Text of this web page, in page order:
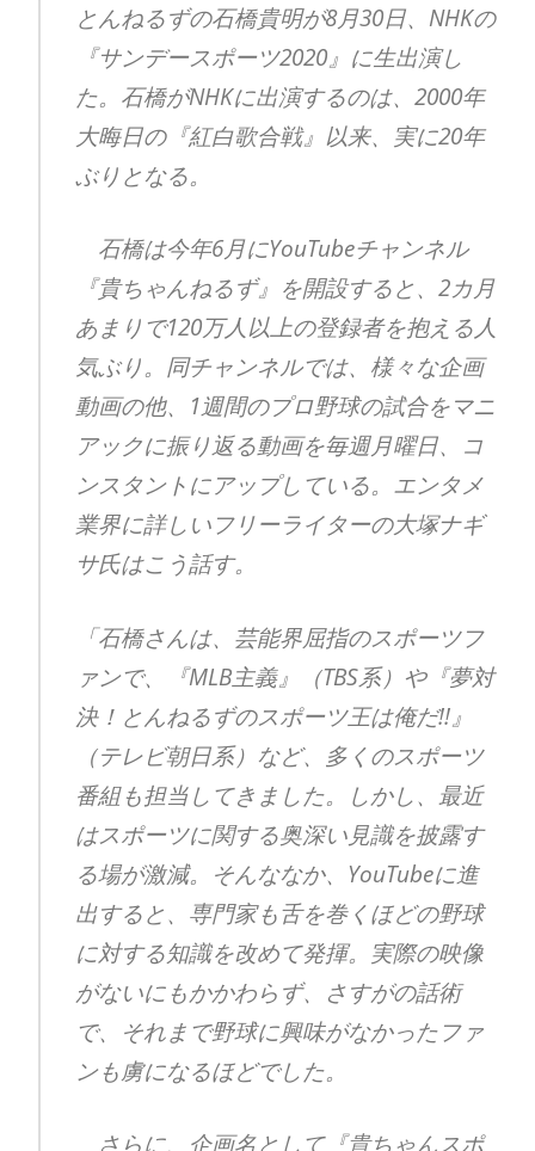
とんねるずの石橋貴明が8月30日、NHKの
『サンデースポーツ2020』に生出演し
た。石橋がNHKに出演するのは、2000年
大晦日の『紅白歌合戦』以来、実に20年
ぶりとなる。
石橋は今年6月にYouTubeチャンネル
『貴ちゃんねるず』を開設すると、2カ月
あまりで120万人以上の登録者を抱える人
気ぶり。同チャンネルでは、様々な企画
動画の他、1週間のプロ野球の試合をマニ
アックに振り返る動画を毎週月曜日、コ
ンスタントにアップしている。エンタメ
業界に詳しいフリーライターの大塚ナギ
サ氏はこう話す。
「石橋さんは、芸能界屈指のスポーツフ
ァンで、『MLB主義』（TBS系）や『夢対
決！とんねるずのスポーツ王は俺だ!!』
（テレビ朝日系）など、多くのスポーツ
番組も担当してきました。しかし、最近
はスポーツに関する奥深い見識を披露す
る場が激減。そんななか、YouTubeに進
出すると、専門家も舌を巻くほどの野球
に対する知識を改めて発揮。実際の映像
がないにもかかわらず、さすがの話術
で、それまで野球に興味がなかったファ
ンも虜になるほどでした。
さらに、企画名として『貴ちゃんスポ